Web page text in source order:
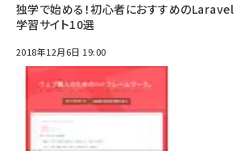
独学で始める！初心者におすすめのLaravel
学習サイト10選
2018年12月6日 19:00